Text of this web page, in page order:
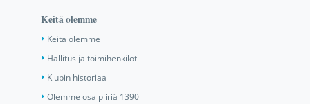
Keitä olemme
Keitä olemme
Hallitus ja toimihenkilöt
Klubin historiaa
Olemme osa piiriä 1390